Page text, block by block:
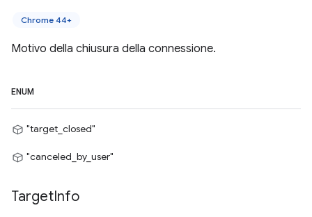
Chrome 44+
Motivo della chiusura della connessione.
ENUM
"target_closed"
"canceled_by_user"
TargetInfo